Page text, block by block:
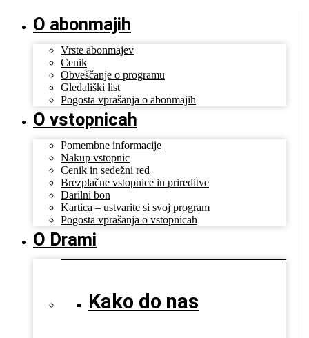
O abonmajih
Vrste abonmajev
Cenik
Obveščanje o programu
Gledališki list
Pogosta vprašanja o abonmajih
O vstopnicah
Pomembne informacije
Nakup vstopnic
Cenik in sedežni red
Brezplačne vstopnice in prireditve
Darilni bon
Kartica – ustvarite si svoj program
Pogosta vprašanja o vstopnicah
O Drami
Kako do nas